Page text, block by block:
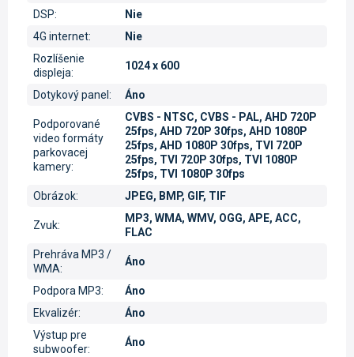
DSP:
Nie
4G internet:
Nie
Rozlíšenie
displeja:
1024 x 600
Dotykový panel : Áno
Podporované
video formáty
parkovacej
kamery:
CVBS - NTSC, CVBS - PAL, AHD 720P
25fps, AHD 720P 30fps, AHD 1080P
25fps, AHD 1080P 30fps, TVI 720P
25fps, TVI 720P 30fps, TVI 1080P
25fps, TVI 1080P 30fps
Obrázok: JPEG, BMP, GIF, TIF
Zvuk:
MP3, WMA, WMV, OGG, APE, ACC,
FLAC
Prehráva MP3 /
WMA:
Áno
Podpora MP3:
Áno
Ekvalizér:
Áno
Výstup pre
subwoofer:
Áno